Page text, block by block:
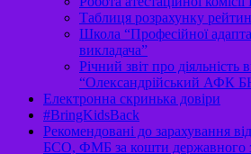
Таблиця розрахунку
Школа “Професійної
викладача”
Річний звіт про
“Олександрійський АФК
Електронна скринька довіри
#BringKidsBack
Рекомендовані до зарахування
БСО, ФМБ за кошти державного